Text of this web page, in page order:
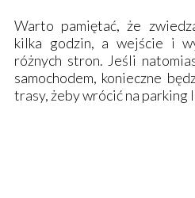
Warto pamiętać, że
kilka godzin, a wejście i
różnych stron. Jeśli
samochodem, konieczne
trasy, żeby wrócić na parking